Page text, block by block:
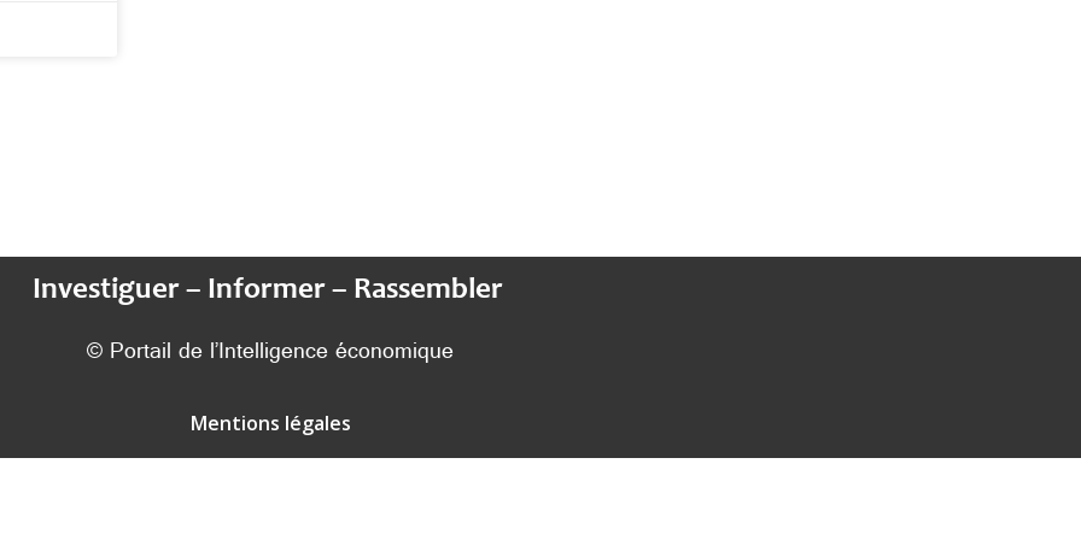
Investiguer – Informer – Rassembler
© Portail de l’Intelligence économique
Mentions légales